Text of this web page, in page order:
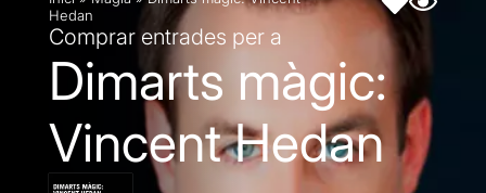
Hedan
Comprar entrades per a
Dimarts màgic:
Vincent Hedan